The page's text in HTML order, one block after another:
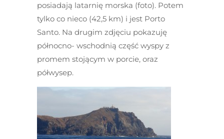
posiadają latarnię morska (foto). Potem
tylko co nieco (42,5 km) i jest Porto
Santo. Na drugim zdjęciu pokazuję
północno- wschodnią część wyspy z
promem stojącym w porcie, oraz
półwysep.